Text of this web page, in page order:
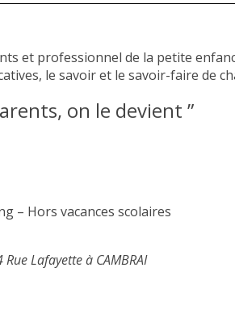
et professionnel de la petite
le savoir et le savoir-faire de
on le devient ”
– Hors vacances scolaires
Rue Lafayette à CAMBRAI